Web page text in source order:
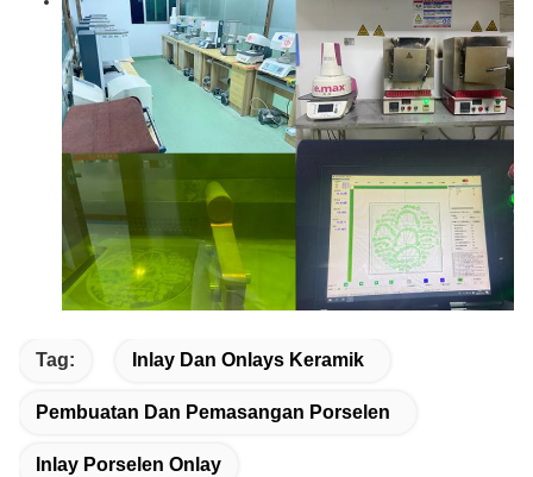
Tag: Inlay Dan Onlays Keramik
Pembuatan Dan Pemasangan Porselen
Inlay Porselen Onlay